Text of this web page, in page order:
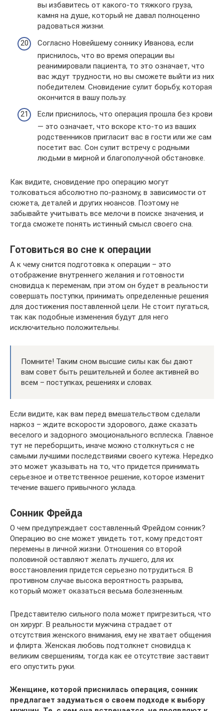
вы избавитесь от какого-то тяжкого груза,
камня на душе, который не давал полноценно
радоваться жизни.
Согласно Новейшему соннику Иванова, если
приснилось, что во время операции вы
реанимировали пациента, то это означает, что
вас ждут трудности, но вы сможете выйти из них
победителем. Сновидение сулит борьбу, которая
окончится в вашу пользу.
Если приснилось, что операция прошла без крови
— это означает, что вскоре кто-то из ваших
родственников пригласит вас в гости или же сам
посетит вас. Сон сулит встречу с родными
людьми в мирной и благополучной обстановке.
Как видите, сновидение про операцию могут
толковаться абсолютно по-разному, в зависимости от
сюжета, деталей и других нюансов. Поэтому не
забывайте учитывать все мелочи в поиске значения, и
тогда сможете понять истинный смысл своего сна.
Готовиться во сне к операции
А к чему снится подготовка к операции – это
отображение внутреннего желания и готовности
сновидца к переменам, при этом он будет в реальности
совершать поступки, принимать определенные решения
для достижения поставленной цели. Не стоит пугаться,
так как подобные изменения будут для него
исключительно положительны.
Помните! Таким сном высшие силы как бы дают
вам совет быть решительней и более активней во
всем – поступках, решениях и словах.
Если видите, как вам перед вмешательством сделали
наркоз – ждите вскорости здорового, даже сказать
веселого и задорного эмоционального всплеска. Главное
тут не переборщить, иначе можно столкнуться с не
самыми лучшими последствиями своего кутежа. Нередко
это может указывать на то, что придется принимать
серьезное и ответственное решение, которое изменит
течение вашего привычного уклада.
Сонник Фрейда
О чем предупреждает составленный Фрейдом сонник?
Операцию во сне может увидеть тот, кому предстоят
перемены в личной жизни. Отношения со второй
половиной оставляют желать лучшего, для их
восстановления придется серьезно потрудиться. В
противном случае высока вероятность разрыва,
который может оказаться весьма болезненным.
Представителю сильного пола может пригрезиться, что
он хирург. В реальности мужчина страдает от
отсутствия женского внимания, ему не хватает общения
и флирта. Женская любовь подтолкнет сновидца к
великим свершениям, тогда как ее отсутствие заставит
его опустить руки.
Женщине, которой приснилась операция, сонник
предлагает задуматься о своем подходе к выбору